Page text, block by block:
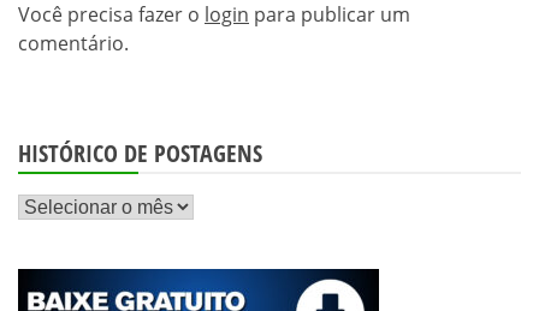
Você precisa fazer o login para publicar um
comentário.
HISTÓRICO DE POSTAGENS
Histórico
postagens